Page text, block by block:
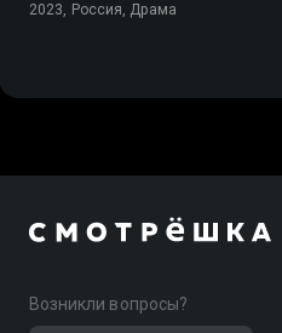
2023, Россия, Драма
Возникли вопросы?